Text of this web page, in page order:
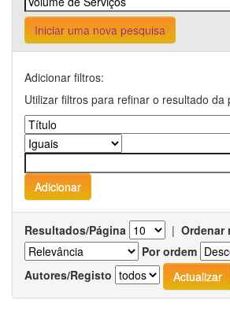
Iniciar uma nova pesquisa
Adicionar filtros:
Utilizar filtros para refinar o resultado da
Resultados/Página | Ordenar
Por ordem
Autores/Registo